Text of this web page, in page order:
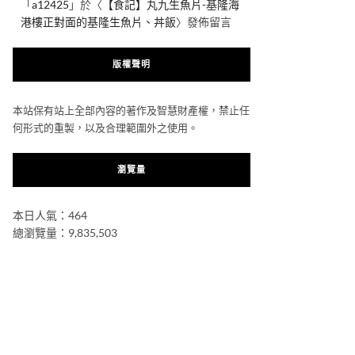
「a12425 」於〈 【食記】丸九生魚片-基隆海
港樓正對面的基隆生魚片、丼飯〉發佈留言
版權聲明
本站保有站上全部內容的著作及智慧財產權，禁止任
何形式的重製，以及合理範圍外之使用。
瀏覽量
本日人氣：464
總瀏覽量：9,835,503